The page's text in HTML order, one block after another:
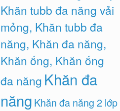
Khăn tubb đa năng vải
mỏng, Khăn tubb đa
năng, Khăn đa năng,
Khăn ống, Khăn ống
đa năng Khăn đa
năng Khăn đa năng 2 lớp